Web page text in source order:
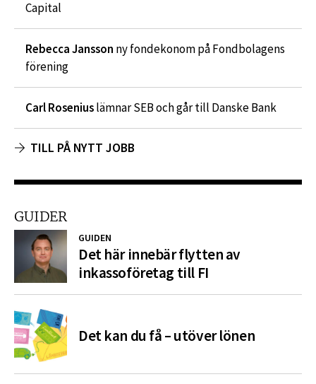
Capital
Rebecca Jansson ny fondekonom på Fondbolagens
förening
Carl Roseniuslämnar SEB och går till Danske Bank
TILL PÅ NYTT JOBB
GUIDER
GUIDEN
Det här innebär flytten av
inkassoföretag till FI
Det kan du få – utöver lönen